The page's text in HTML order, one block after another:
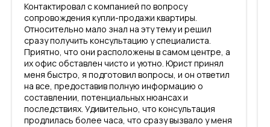
Контактировал с компанией по вопросу
сопровождения купли-продажи квартиры.
Относительно мало знал на эту тему и решил
сразу получить консультацию у специалиста.
Приятно, что они расположены в самом центре, а
их офис обставлен чисто и уютно. Юрист принял
меня быстро, я подготовил вопросы, и он ответил
на все, предоставив полную информацию о
составлении, потенциальных нюансах и
последствиях. Удивительно, что консультация
продлилась более часа, что сразу вызвало у меня